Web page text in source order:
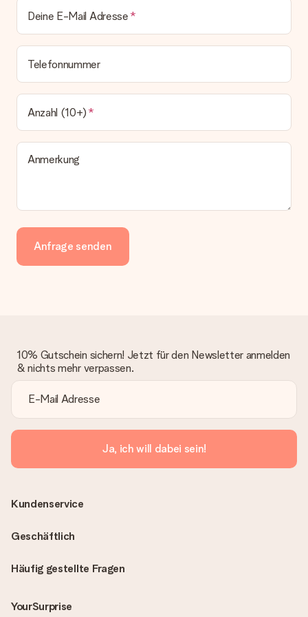
Deine E-Mail Adresse
Telefonnummer
Anzahl (10+)
Anmerkung
Anfrage senden
10% Gutschein sichern! Jetzt für den Newsletter anmelden
& nichts mehr verpassen.
Ja, ich will dabei sein!
Häufig gestellte Fragen
YourSurprise
Kundenservice
Geschäftlich